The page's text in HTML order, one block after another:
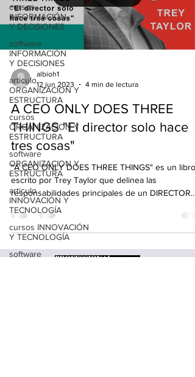
cursos
INFORMACIÓN
Y DECISIONES
software
INFORMACIÓN
Y DECISIONES
articulo
ORGANIZACION Y
ESTRUCTURA
cursos
ORGANIZACION Y
ESTRUCTURA
software
ORGANIZACION Y
ESTRUCTURA
articulo
INNOVACIÓN Y
TECNOLOGÍA
cursos INNOVACIÓN
Y TECNOLOGÍA
software
albioh1
12 jun 2023
4 min de lectura
A CEO ONLY DOES THREE
THINGS "El director solo hace
tres cosas"
"A CEO ONLY DOES THREE THINGS" es un libro
escrito por Trey Taylor que delinea las
responsabilidades principales de un DIRECTOR
GENERAL...